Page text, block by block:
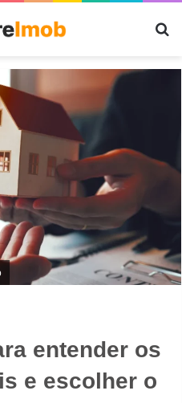
entender os
e escolher o